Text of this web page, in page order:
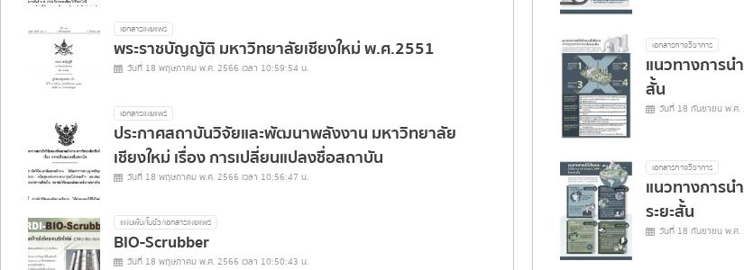
เอกสารเผยแพร่
พระราชบัญญัติ มหาวิทยาลัยเชียงใหม่ พ.ศ.2551
วันที่ 18 พฤษภาคม พ.ศ. 2566 เวลา 10:59:54 น.
เอกสารเผยแพร่
ประกาศสถาบันวิจัยและพัฒนาพลังงาน มหาวิทยาลัย
เชียงใหม่ เรื่อง การเปลี่ยนแปลงชื่อสถาบัน
วันที่ 18 พฤษภาคม พ.ศ. 2566 เวลา 10:56:47 น.
แผ่นพับ/โบชัว/เอกสารเผยแพร่
BIO-Scrubber
วันที่ 18 พฤษภาคม พ.ศ. 2566 เวลา 10:50:43 น.
เอกสารทางวิชาการ
แนวทางการน
สั้น
วันที่ 18 กันยายน พ.ศ.
เอกสารทางวิชาการ
แนวทางการน
ระยะสั้น
วันที่ 18 กันยายน พ.ศ.